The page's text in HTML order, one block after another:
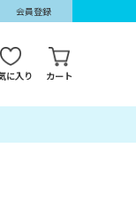
会員登録
に入り カート